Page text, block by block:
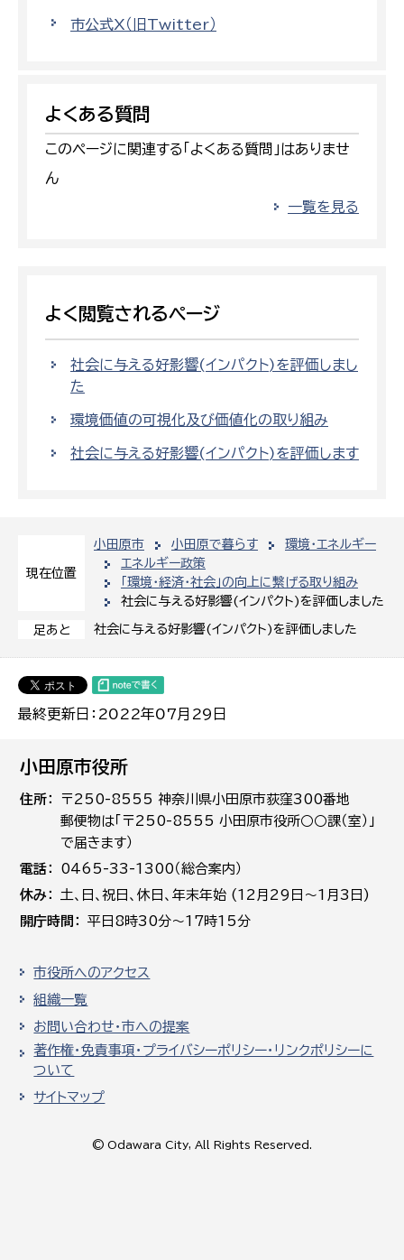
現在位置
小田原市 小田原で暮らす
環境・エネルギー
エネルギー政策
「環境・経済・社会」の向上に繋げる取り組み
社会に与える好影響(インパクト)を評価しました
足あと 社会に与える好影響(インパクト)を評価しました
最終更新日：2022年07月29日
市公式X（旧Twitter）
よくある質問
このページに関連する「よくある質問」はありませ
ん
一覧を見る
よく閲覧されるページ
社会に与える好影響(インパクト)を評価しまし
た
環境価値の可視化及び価値化の取り組み
社会に与える好影響(インパクト)を評価します
小田原市役所
住所
〒250-8555 神奈川県小田原市荻窪300番地
郵便物は「〒250-8555 小田原市役所○○課（室）」
で届きます）
電話
0465-33-1300（総合案内）
休み
土､日､祝日、休日、年末年始 (12月29日～1月3日)
開庁時間
平日8時30分～17時15分
市役所へのアクセス
組織一覧
お問い合わせ・市への提案
著作権・免責事項・プライバシーポリシー・リンクポリシーに
ついて
サイトマップ
© Odawara City, All Rights Reserved.